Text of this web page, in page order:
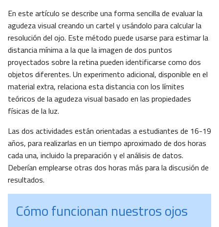
En este artículo se describe una forma sencilla de evaluar la
agudeza visual creando un cartel y usándolo para calcular la
resolución del ojo. Este método puede usarse para estimar la
distancia mínima a la que la imagen de dos puntos
proyectados sobre la retina pueden identificarse como dos
objetos diferentes. Un experimento adicional, disponible en el
material extra, relaciona esta distancia con los límites
teóricos de la agudeza visual basado en las propiedades
físicas de la luz.
Las dos actividades están orientadas a estudiantes de 16-19
años, para realizarlas en un tiempo aproximado de dos horas
cada una, incluido la preparación y el análisis de datos.
Deberían emplearse otras dos horas más para la discusión de
resultados.
Cómo funcionan nuestros ojos